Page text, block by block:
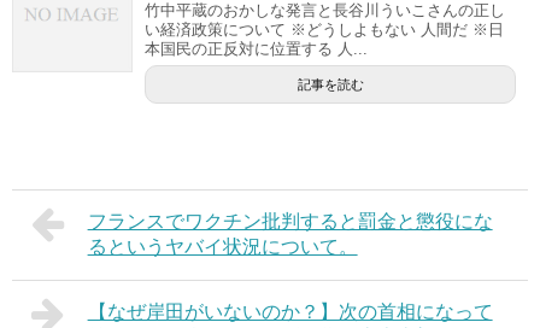
竹中平蔵のおかしな発言と長谷川ういこさんの正し
い経済政策について ※どうしよもない 人間だ ※日
本国民の正反対に位置する 人...
記事を読む
フランスでワクチン批判すると罰金と懲役にな
るというヤバイ状況について。
【なぜ岸田がいないのか？】次の首相になって